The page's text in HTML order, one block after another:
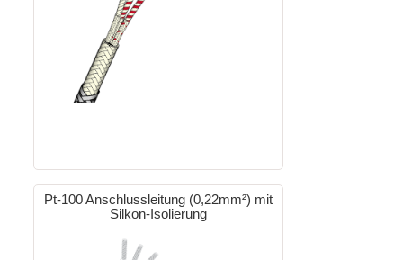
Pt-100 Anschlussleitung (0,22mm²) mit
Silkon-Isolierung